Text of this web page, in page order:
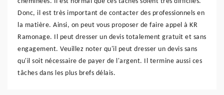
Donc, il est très important de contacter des professionnels en
la matière. Ainsi, on peut vous proposer de faire appel à KR
Ramonage. Il peut dresser un devis totalement gratuit et sans
engagement. Veuillez noter qu'il peut dresser un devis sans
qu'il soit nécessaire de payer de l'argent. Il termine aussi ces
tâches dans les plus brefs délais.